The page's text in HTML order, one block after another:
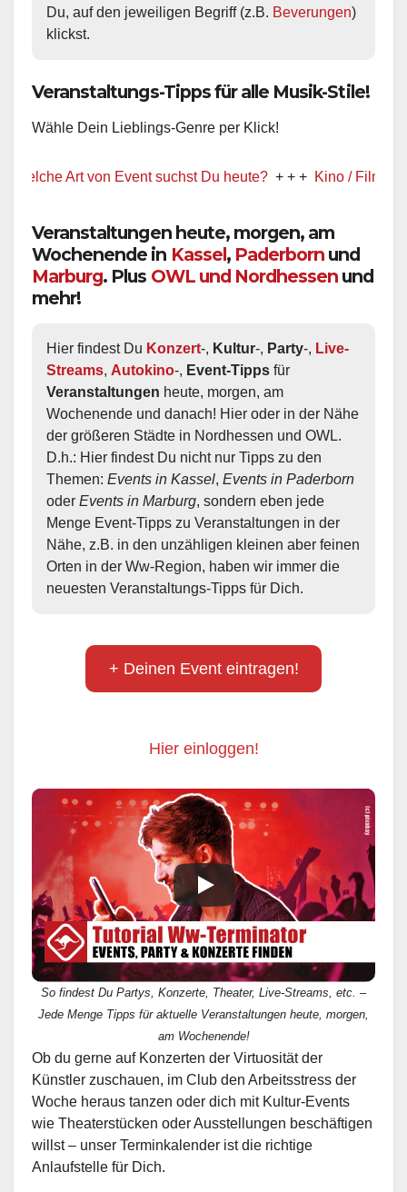
Du, auf den jeweiligen Begriff (z.B. Beverungen)
klickst.
Veranstaltungs-Tipps für alle Musik-Stile!
Wähle Dein Lieblings-Genre per Klick!
Art von Event suchst Du heute? + + + Kino / Film + + +
Veranstaltungen heute, morgen, am
Wochenende in Kassel, Paderborn und
Marburg. Plus OWL und Nordhessen und
mehr!
Hier findest Du Konzert-, Kultur-, Party-, Live-
Streams, Autokino-, Event-Tipps
Veranstaltungen heute, morgen, am
Wochenende und danach! Hier oder in der Nähe
der größeren Städte in Nordhessen und OWL.
D.h.: Hier findest Du nicht nur Tipps zu den
Themen: Events in Kassel, Events in Paderborn
oder Events in Marburg, sondern eben jede
Menge Event-Tipps zu Veranstaltungen in der
Nähe, z.B. in den unzähligen kleinen aber feinen
Orten in der Ww-Region, haben wir immer die
neuesten Veranstaltungs-Tipps für Dich.
+ Deinen Event eintragen!
Hier einloggen!
So findest Du Partys, Konzerte, Theater, Live-Streams, etc. –
Jede Menge Tipps für aktuelle Veranstaltungen heute, morgen,
am Wochenende!
Ob du gerne auf Konzerten der Virtuosität der
Künstler zuschauen, im Club den Arbeitsstress der
Woche heraus tanzen oder dich mit Kultur-Events
wie Theaterstücken oder Ausstellungen beschäftigen
willst – unser Terminkalender ist die richtige
Anlaufstelle für Dich.